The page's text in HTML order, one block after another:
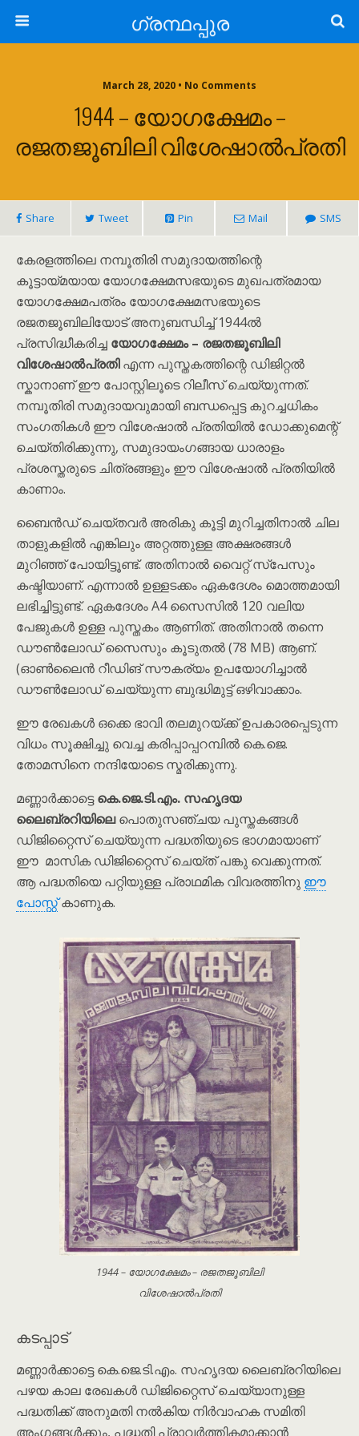
ഗ്രന്ഥപ്പുര
March 28, 2020 • No Comments
1944 – യോഗക്ഷേമം –
രജതജൂബിലി വിശേഷാൽപ്രതി
Share Tweet Pin Mail SMS
കേരളത്തിലെ നമ്പൂതിരി സമുദായത്തിന്റെ
കൂട്ടായ്മയായ യോഗക്ഷേമസഭയുടെ മുഖപത്രമായ
യോഗക്ഷേമപത്രം യോഗക്ഷേമസഭയുടെ
രജതജൂബിലിയോട് അനുബന്ധിച്ച് 1944ൽ
പ്രസിദ്ധീകരിച്ച യോഗക്ഷേമം – രജതജൂബിലി
വിശേഷാൽപ്രതിഎന്ന പുസ്തകത്തിന്റെ ഡിജിറ്റൽ
സ്കാനാണ് ഈ പോസ്റ്റിലൂടെ റിലീസ് ചെയ്യുന്നത്.
നമ്പൂതിരി സമുദായവുമായി ബന്ധപ്പെട്ട കുറച്ചധികം
സംഗതികൾ ഈ വിശേഷാൽ പ്രതിയിൽ ഡോക്കുമെന്റ്
ചെയ്തിരിക്കുന്നു, സമുദായംഗങ്ങായ ധാരാളം
പ്രശസ്തരുടെ ചിത്രങ്ങളും ഈ വിശേഷാൽ പ്രതിയിൽ
കാണാം.
ബൈൻഡ് ചെയ്തവർ അരികു കൂട്ടി മുറിച്ചതിനാൽ ചില
താളുകളിൽ എങ്കിലും അറ്റത്തുള്ള അക്ഷരങ്ങൾ
മുറിഞ്ഞ് പോയിട്ടൂണ്ട്. അതിനാൽ വൈറ്റ് സ്പേസും
കഷ്ടിയാണ്. എന്നാൽ ഉള്ളടക്കം ഏകദേശം മൊത്തമായി
ലഭിച്ചിട്ടുണ്ട്. ഏകദേശം A4 സൈസിൽ 120 വലിയ
പേജുകൾ ഉള്ള പുസ്തകം ആണിത്. അതിനാൽ തന്നെ
ഡൗൺലോഡ് സൈസും കൂടുതൽ (78 MB) ആണ്.
(ഓൺലൈൻ റീഡിങ് സൗകര്യം ഉപയോഗിച്ചാൽ
ഡൗൺലോഡ് ചെയ്യുന്ന ബുദ്ധിമുട്ട് ഒഴിവാക്കാം.
ഈ രേഖകൾ ഒക്കെ ഭാവി തലമുറയ്ക്ക് ഉപകാരപ്പെടുന്ന
വിധം സൂക്ഷിച്ചു വെച്ച കരിപ്പാപ്പറമ്പിൽ കെ.ജെ.
തോമസിനെ നന്ദിയോടെ സ്മരിക്കുന്നു.
മണ്ണാർക്കാട്ടെകെ.ജെ.ടി.എം. സഹൃദയ
ലൈബ്രറിയിലെപൊതുസഞ്ചയ പുസ്തകങ്ങൾ
ഡിജിറ്റൈസ് ചെയ്യുന്ന പദ്ധതിയുടെ ഭാഗമായാണ്
ഈ മാസിക ഡിജിറ്റൈസ് ചെയ്ത് പങ്കു വെക്കുന്നത്.
ആ പദ്ധതിയെ പറ്റിയുള്ള പ്രാഥമിക വിവരത്തിനു ഈ
പോസ്റ്റ്കാണുക.
1944 – യോഗക്ഷേമം – രജതജൂബിലി
വിശേഷാൽപ്രതി
കടപ്പാട്
മണ്ണാർക്കാട്ടെ കെ.ജെ.ടി.എം. സഹൃദയ ലൈബ്രറിയിലെ
പഴയ കാല രേഖകൾ ഡിജിറ്റൈസ് ചെയ്യാനുള്ള
പദ്ധതിക്ക് അനുമതി നൽകിയ നിര്‍വാഹക സമിതി
അംഗങ്ങൾക്കും, പദ്ധതി പ്രാവർത്തികമാക്കാൻ